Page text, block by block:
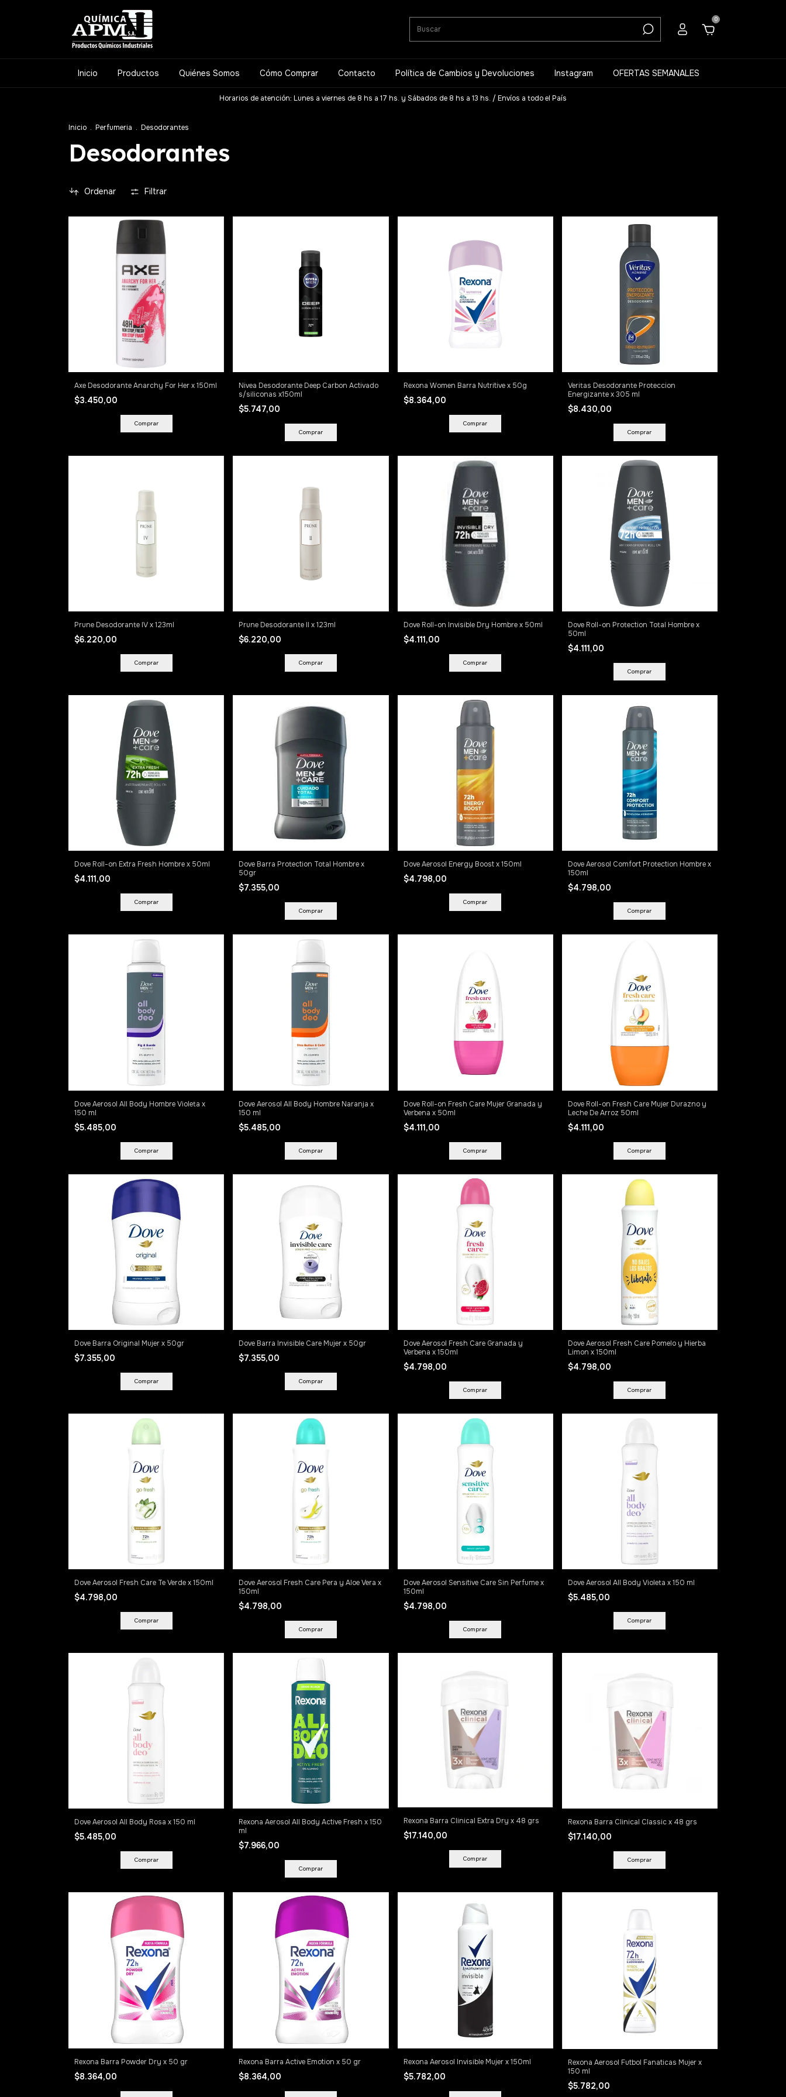
0
Inicio Productos Quiénes Somos Cómo Comprar Contacto Política de Cambios y Devoluciones Instagram OFERTAS SEMANALES
Horarios de atención: Lunes a viernes de 8 hs a 17 hs. y Sábados de 8 hs a 13 hs. / Envíos a todo el País
Inicio . Perfumeria . Desodorantes
Desodorantes
Ordenar Filtrar
Axe Desodorante Anarchy For Her x 150ml
$3.450,00
Nivea Desodorante Deep Carbon Activado
s/siliconas x150ml
$5.747,00
Rexona Women Barra Nutritive x 50g
$8.364,00
Veritas Desodorante Proteccion
Energizante x 305 ml
$8.430,00
Prune Desodorante IV x 123ml
$6.220,00
Prune Desodorante II x 123ml
$6.220,00
Dove Roll-on Invisible Dry Hombre x 50ml
$4.111,00
Dove Roll-on Protection Total Hombre x
50ml
$4.111,00
Dove Roll-on Extra Fresh Hombre x 50ml
$4.111,00
Dove Barra Protection Total Hombre x
50gr
$7.355,00
Dove Aerosol Energy Boost x 150ml
$4.798,00
Dove Aerosol Comfort Protection Hombre x
150ml
$4.798,00
Dove Aerosol All Body Hombre Violeta x
150 ml
$5.485,00
Dove Aerosol All Body Hombre Naranja x
150 ml
$5.485,00
Dove Roll-on Fresh Care Mujer Granada y
Verbena x 50ml
$4.111,00
Dove Roll-on Fresh Care Mujer Durazno y
Leche De Arroz 50ml
$4.111,00
Dove Barra Original Mujer x 50gr
$7.355,00
Dove Barra Invisible Care Mujer x 50gr
$7.355,00
Dove Aerosol Fresh Care Granada y
Verbena x 150ml
$4.798,00
Dove Aerosol Fresh Care Pomelo y Hierba
Limon x 150ml
$4.798,00
Dove Aerosol Fresh Care Te Verde x 150ml
$4.798,00
Dove Aerosol Fresh Care Pera y Aloe Vera x
150ml
$4.798,00
Dove Aerosol Sensitive Care Sin Perfume x
150ml
$4.798,00
Dove Aerosol All Body Violeta x 150 ml
$5.485,00
Dove Aerosol All Body Rosa x 150 ml
$5.485,00
Rexona Aerosol All Body Active Fresh x 150
ml
$7.966,00
Rexona Barra Clinical Extra Dry x 48 grs
$17.140,00
Rexona Barra Clinical Classic x 48 grs
$17.140,00
Rexona Barra Powder Dry x 50 gr
$8.364,00
Rexona Barra Active Emotion x 50 gr
$8.364,00
Rexona Aerosol Invisible Mujer x 150ml
$5.782,00
Rexona Aerosol Futbol Fanaticas Mujer x
150 ml
$5.782,00